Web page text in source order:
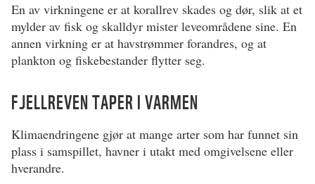
En av virkningene er at korallrev skades og dør, slik at et
mylder av fisk og skalldyr mister leveområdene sine. En
annen virkning er at havstrømmer forandres, og at
plankton og fiskebestander flytter seg.
FJELLREVEN TAPER I VARMEN
Klimaendringene gjør at mange arter som har funnet sin
plass i samspillet, havner i utakt med omgivelsene eller
hverandre.